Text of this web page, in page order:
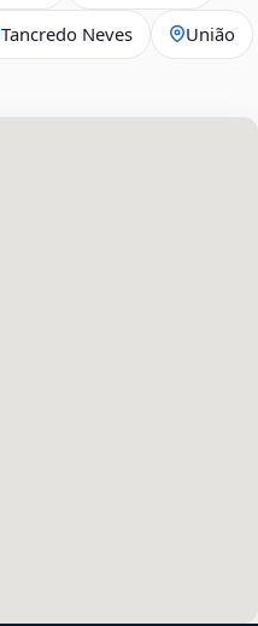
Tancredo Neves União